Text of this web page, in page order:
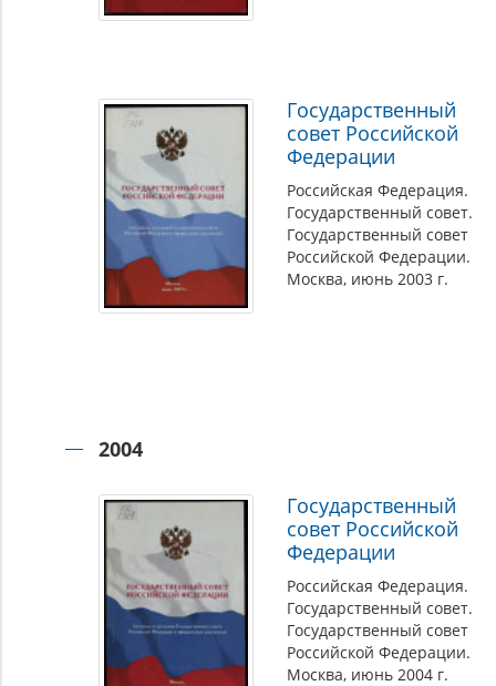
Государственный
совет Российской
Федерации
Российская Федерация.
Государственный совет.
Государственный совет
Российской Федерации.
Москва, июнь 2003 г.
2004
Государственный
совет Российской
Федерации
Российская Федерация.
Государственный совет.
Государственный совет
Российской Федерации.
Москва, июнь 2004 г.